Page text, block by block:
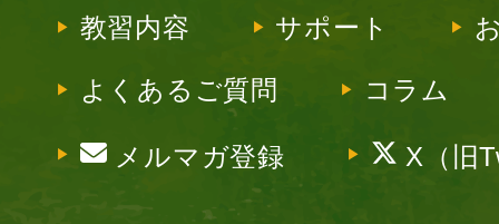
教習内容 サポート
よくあるご質問 コラム
メルマガ登録 X（旧